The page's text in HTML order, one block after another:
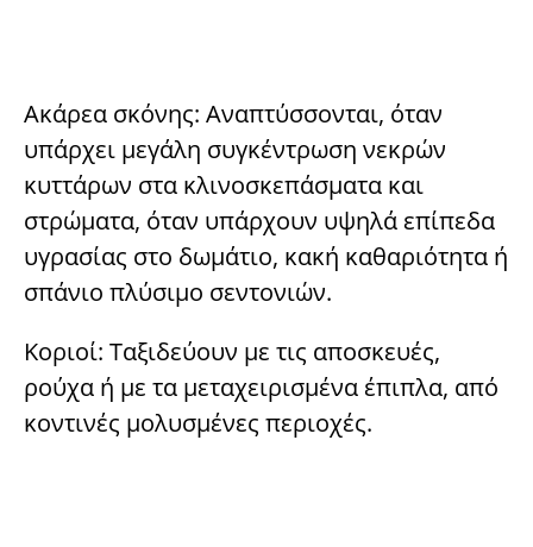
Ακάρεα σκόνης: Αναπτύσσονται, όταν
υπάρχει μεγάλη συγκέντρωση νεκρών
κυττάρων στα κλινοσκεπάσματα και
στρώματα, όταν υπάρχουν υψηλά επίπεδα
υγρασίας στο δωμάτιο, κακή καθαριότητα ή
σπάνιο πλύσιμο σεντονιών.
Κοριοί: Ταξιδεύουν με τις αποσκευές,
ρούχα ή με τα μεταχειρισμένα έπιπλα, από
κοντινές μολυσμένες περιοχές.